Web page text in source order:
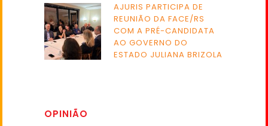
AJURIS PARTICIPA DE
REUNIÃO DA FACE/RS
COM A PRÉ-CANDIDATA
AO GOVERNO DO
ESTADO JULIANA BRIZOLA
OPINIÃO